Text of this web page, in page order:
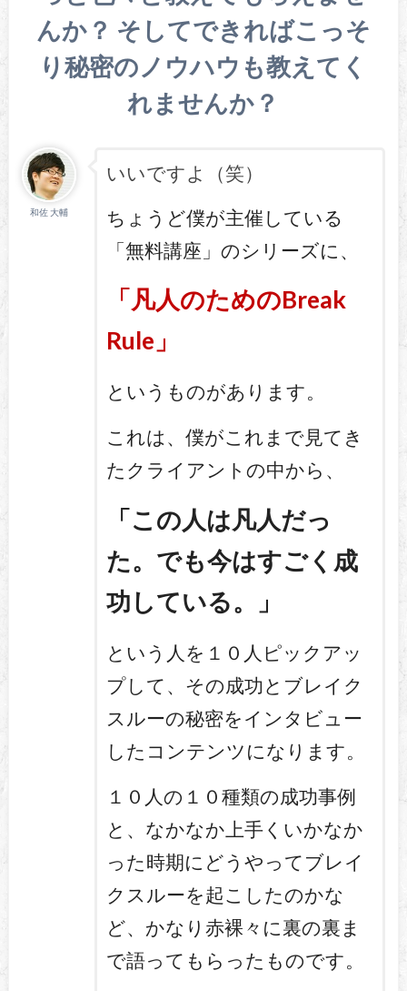
んか？ そしてできればこっそ
り秘密のノウハウも教えてく
れませんか？
和佐 大輔
いいですよ（笑）
ちょうど僕が主催している
「無料講座」のシリーズに、
「凡人のためのBreak
Rule」
というものがあります。
これは、僕がこれまで見てき
たクライアントの中から、
「この人は凡人だっ
た。でも今はすごく成
功している。」
という人を１０人ピックアッ
プして、その成功とブレイク
スルーの秘密をインタビュー
したコンテンツになります。
１０人の１０種類の成功事例
と、なかなか上手くいかなか
った時期にどうやってブレイ
クスルーを起こしたのかな
ど、かなり赤裸々に裏の裏ま
で語ってもらったものです。